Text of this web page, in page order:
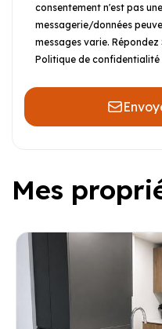
consentement n'est pas
messagerie/données
messages varie.
Politique de
Mes